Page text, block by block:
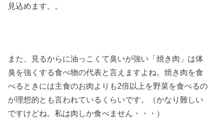
見込めます。。
また、見るからに油っこくて臭いが強い「焼き肉」は体
臭を強くする食べ物の代表と言えますよね。焼き肉を食
べるときには主食のお肉よりも2倍以上を野菜を食べるの
が理想的とも言われているくらいです。（かなり難しい
ですけどね。私は肉しか食べません・・・）